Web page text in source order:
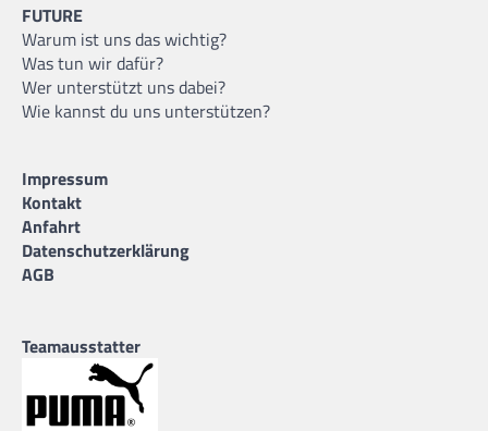
FUTURE
Warum ist uns das wichtig?
Was tun wir dafür?
Wer unterstützt uns dabei?
Wie kannst du uns unterstützen?
Impressum
Kontakt
Anfahrt
Datenschutzerklärung
AGB
Teamausstatter